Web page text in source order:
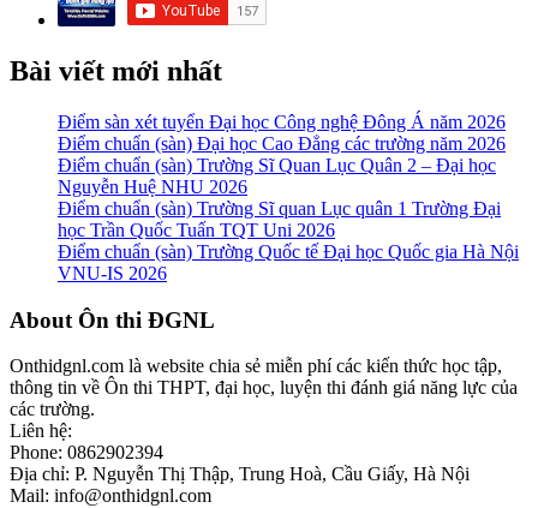
Bài viết mới nhất
Điểm sàn xét tuyển Đại học Công nghệ Đông Á năm 2026
Điểm chuẩn (sàn) Đại học Cao Đẳng các trường năm 2026
Điểm chuẩn (sàn) Trường Sĩ Quan Lục Quân 2 – Đại học
Nguyễn Huệ NHU 2026
Điểm chuẩn (sàn) Trường Sĩ quan Lục quân 1 Trường Đại
học Trần Quốc Tuấn TQT Uni 2026
Điểm chuẩn (sàn) Trường Quốc tế Đại học Quốc gia Hà Nội
VNU-IS 2026
Footer
About Ôn thi ĐGNL
Onthidgnl.com là website chia sẻ miễn phí các kiến thức học tập,
thông tin về Ôn thi THPT, đại học, luyện thi đánh giá năng lực của
các trường.
Liên hệ:
Phone: 0862902394
Địa chỉ: P. Nguyễn Thị Thập, Trung Hoà, Cầu Giấy, Hà Nội
Mail: info@onthidgnl.com